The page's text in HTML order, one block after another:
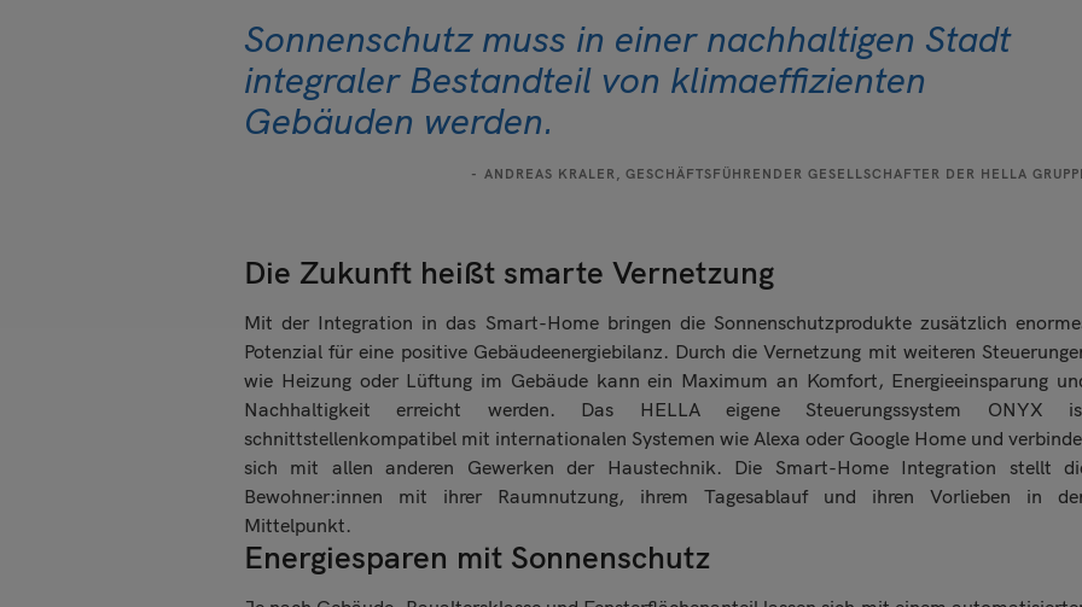
Sonnenschutz muss in einer nachhaltigen Stadt
integraler Bestandteil von klimaeffizienten
Gebäuden werden.
ANDREAS KRALER, GESCHÄFTSFÜHRENDER GESELLSCHAFTER DER HELLA
Die Zukunft heißt smarte Vernetzung
Mit der Integration in das Smart-Home bringen die Sonnenschutzprodukte zusätzlich
Potenzial für eine positive Gebäudeenergiebilanz. Durch die Vernetzung mit weiteren
wie Heizung oder Lüftung im Gebäude kann ein Maximum an Komfort, Energieeinsparung
Nachhaltigkeit erreicht werden. Das HELLA eigene Steuerungssystem ONYX
schnittstellenkompatibel mit internationalen Systemen wie Alexa oder Google Home und
sich mit allen anderen Gewerken der Haustechnik. Die Smart-Home Integration stellt
Bewohner:innen mit ihrer Raumnutzung, ihrem Tagesablauf und ihren Vorlieben in
Mittelpunkt.
Energiesparen mit Sonnenschutz